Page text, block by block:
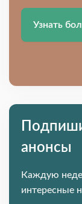
Узнать
анонсы
Каждую
интересные